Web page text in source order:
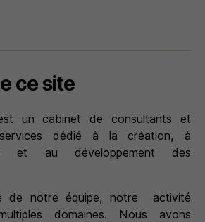
ce site
un cabinet de consultants et
dédié à la création, à
et au développement des
de notre équipe, notre activité
domaines. Nous avons